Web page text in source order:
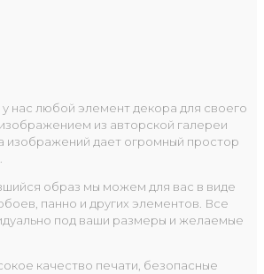
нас любой элемент декора для своего
из авторской галереи
изображений дает огромный простор
образ мы можем для вас в виде
панно и других элементов. Все
под ваши размеры и желаемые
качество печати, безопасные